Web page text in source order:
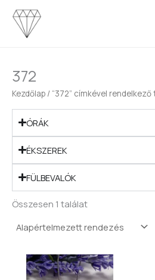
Skip
content
372
Kezdőlap / “372” címkével
ÓRÁK
ÉKSZEREK
FÜLBEVALÓK
Összesen 1 találat